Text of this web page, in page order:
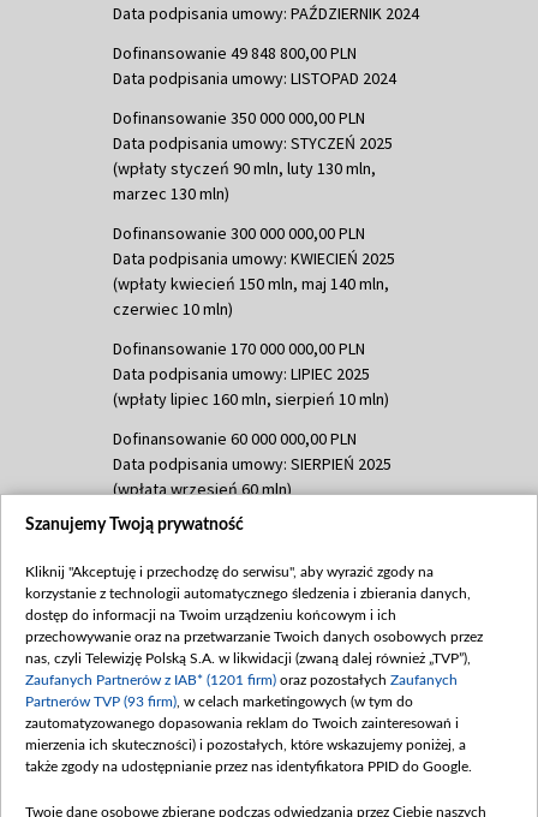
Data podpisania umowy: PAŹDZIERNIK 2024
Dofinansowanie 49 848 800,00 PLN
Data podpisania umowy: LISTOPAD 2024
Dofinansowanie 350 000 000,00 PLN
Data podpisania umowy: STYCZEŃ 2025
(wpłaty styczeń 90 mln, luty 130 mln,
marzec 130 mln)
Dofinansowanie 300 000 000,00 PLN
Data podpisania umowy: KWIECIEŃ 2025
(wpłaty kwiecień 150 mln, maj 140 mln,
czerwiec 10 mln)
Dofinansowanie 170 000 000,00 PLN
Data podpisania umowy: LIPIEC 2025
(wpłaty lipiec 160 mln, sierpień 10 mln)
Dofinansowanie 60 000 000,00 PLN
Data podpisania umowy: SIERPIEŃ 2025
(wpłata wrzesień 60 mln)
Dofinansowanie 635 783 051,21 PLN
(wpłata wrzesień 100 mln, październik 350
mln, listopad 265 mln)
Dofinansowanie 48 862 000,00 PLN
Data podpisania umowy: GRUDZIEŃ 2025
(wpłata grudzień 60,548 mln)
Dofinansowanie 900 000 000,00 PLN
Data podpisania umowy: LUTY 2026 (wpłata
kwiecień 180 mln, 7 maja 180 mln, 8
Szanujemy Twoją prywatność
Kliknij "Akceptuję i przechodzę do serwisu", aby wyrazić zgody na
korzystanie z technologii automatycznego śledzenia i zbierania danych,
dostęp do informacji na Twoim urządzeniu końcowym i ich
przechowywanie oraz na przetwarzanie Twoich danych osobowych przez
nas, czyli Telewizję Polską S.A. w likwidacji (zwaną dalej również „TVP”),
Zaufanych Partnerów z IAB* (1201 firm) oraz pozostałych Zaufanych
Partnerów TVP (93 firm) , w celach marketingowych (w tym do
zautomatyzowanego dopasowania reklam do Twoich zainteresowań i
mierzenia ich skuteczności) i pozostałych, które wskazujemy poniżej, a
także zgody na udostępnianie przez nas identyfikatora PPID do Google.
Twoje dane osobowe zbierane podczas odwiedzania przez Ciebie naszych